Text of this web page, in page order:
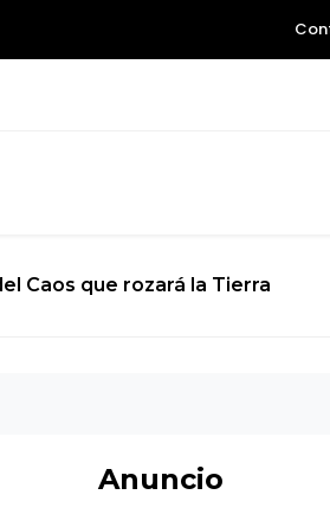
Caos que rozará la Tierra
Anuncio